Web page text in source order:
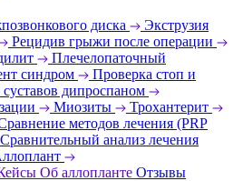
диска
Экструзия
Рецидив грыжи после операции
Плечелопаточный
синдром
Проверка стоп и
суставов дипроспаном
Миозиты
Трохантерит
методов лечения (PRP
Сравнительный анализ лечения
Об аллопланте Отзывы